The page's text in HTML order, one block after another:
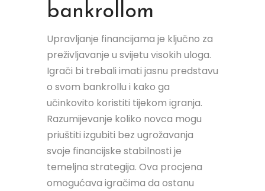
bankrollom
Upravljanje financijama je ključno za
preživljavanje u svijetu visokih uloga.
Igrači bi trebali imati jasnu predstavu
o svom bankrollu i kako ga
učinkovito koristiti tijekom igranja.
Razumijevanje koliko novca mogu
priuštiti izgubiti bez ugrožavanja
svoje financijske stabilnosti je
temeljna strategija. Ova procjena
omogućava igračima da ostanu